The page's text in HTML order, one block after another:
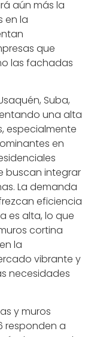
aún más la
en la
que
las fachadas
Suba,
una alta
especialmente
en
buscan integrar
La demanda
eficiencia
es alta, lo que
cortina
la
vibrante y
necesidades
y muros
responden a